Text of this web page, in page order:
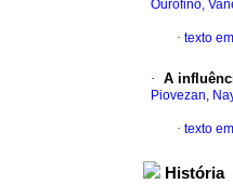
Ourofino,
· texto
· A
Piovezan,
· texto
História